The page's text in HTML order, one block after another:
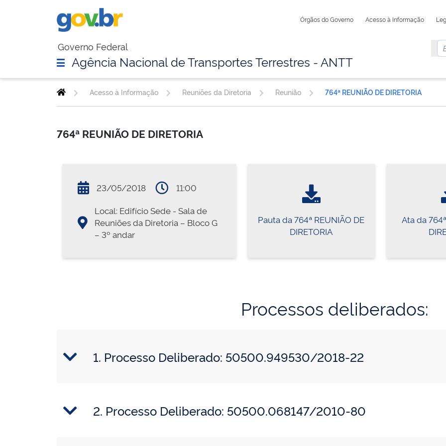
Órgãos do Governo Acesso à Informação
Governo Federal
Agência Nacional de Transportes Terrestres - ANTT
Acesso à Informação Reuniões da Diretoria Reunião 764ª REUNIÃO DE DIRETORIA
764ª REUNIÃO DE DIRETORIA
23/05/2018
11:00
Local: Edifício Sede - Sala de
Reuniões da Diretoria – Bloco G
– 3º andar
Pauta da 764ª REUNIÃO DE
DIRETORIA
Ata da
Processos deliberados:
1. Processo Deliberado: 50500.949530/2018-22
2. Processo Deliberado: 50500.068147/2010-80